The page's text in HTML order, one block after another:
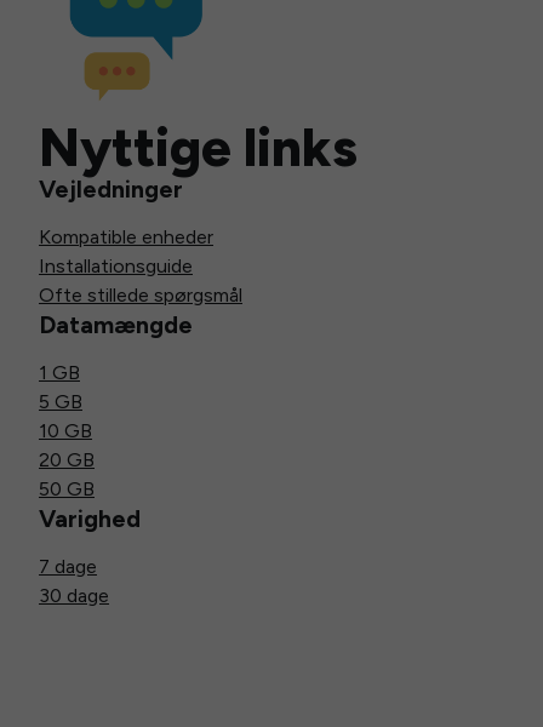
Nyttige links
Vejledninger
Kompatible enheder
Installationsguide
Ofte stillede spørgsmål
Datamængde
1 GB
5 GB
10 GB
20 GB
50 GB
Varighed
7 dage
30 dage